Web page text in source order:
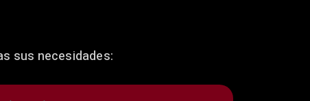
sus necesidades: